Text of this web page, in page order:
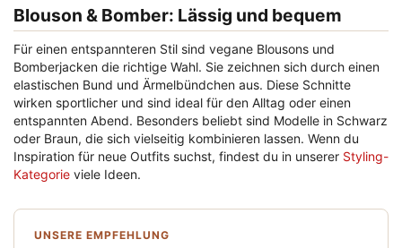
Blouson & Bomber: Lässig und bequem
Für einen entspannteren Stil sind vegane Blousons und
Bomberjacken die richtige Wahl. Sie zeichnen sich durch einen
elastischen Bund und Ärmelbündchen aus. Diese Schnitte
wirken sportlicher und sind ideal für den Alltag oder einen
entspannten Abend. Besonders beliebt sind Modelle in Schwarz
oder Braun, die sich vielseitig kombinieren lassen. Wenn du
Inspiration für neue Outfits suchst, findest du in unserer Styling-
Kategorie viele Ideen.
UNSERE EMPFEHLUNG